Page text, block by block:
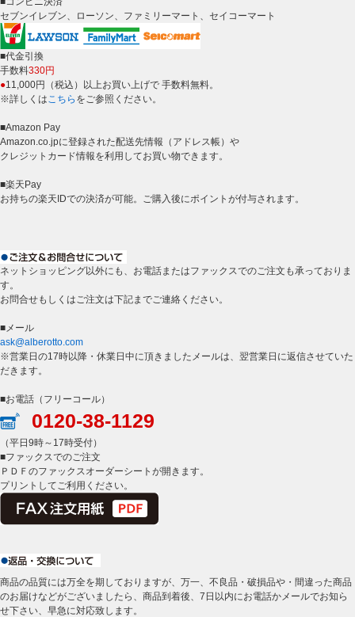
セブンイレブン、ローソン、ファミリーマート、セイコーマート
■代金引換
手数料330円
●11,000円（税込）以上お買い上げで 手数料無料。
※詳しくは こちら をご参照ください。
■Amazon Pay
Amazon.co.jpに登録された配送先情報（アドレス帳）や
クレジットカード情報を利用してお買い物できます。
■楽天Pay
お持ちの楽天IDでの決済が可能。ご購入後にポイントが付与されます。
ネットショッピング以外にも、お電話またはファックスでのご注文も承っておりま
す。
お問合せもしくはご注文は下記までご連絡ください。
■メール
ask@alberotto.com
※営業日の17時以降・休業日中に頂きましたメールは、翌営業日に返信させていた
だきます。
■お電話（フリーコール）
0120-38-1129
（平日9時～17時受付）
■ファックスでのご注文
ＰＤＦのファックスオーダーシートが開きます。
プリントしてご利用ください。
商品の品質には万全を期しておりますが、万一、不良品・破損品や・間違った商品
のお届けなどがございましたら、商品到着後、7日以内にお電話かメールでお知ら
せ下さい、早急に対応致します。